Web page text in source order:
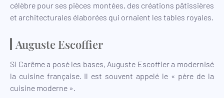
célèbre pour ses pièces montées, des créations pâtissières
et architecturales élaborées qui ornaient les tables royales.
Auguste Escoffier
Si Carême a posé les bases, Auguste Escoffier a modernisé
la cuisine française. Il est souvent appelé le « père de la
cuisine moderne ».